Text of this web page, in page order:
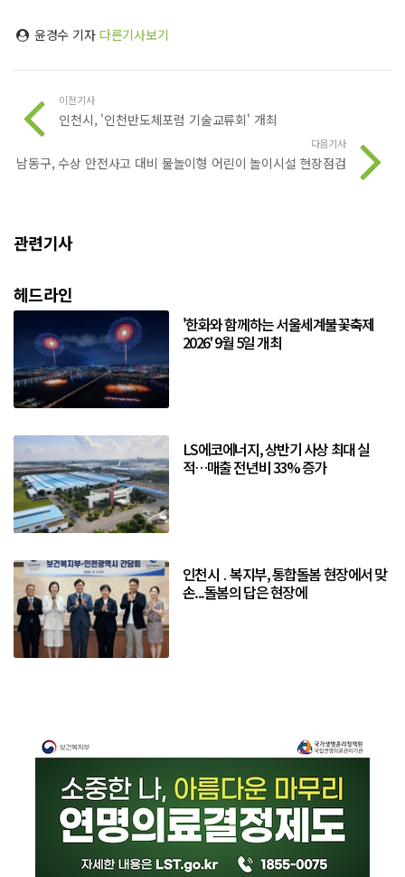
윤경수 기자 다른기사보기
이전기사
인천시, '인천반도체포럼 기술교류회' 개최
다음기사
남동구, 수상 안전사고 대비 물놀이형 어린이 놀이시설 현장점검
관련기사
헤드라인
'한화와 함께하는 서울세계불꽃축제
2026' 9월 5일 개최
LS에코에너지, 상반기 사상 최대 실
적…매출 전년비 33% 증가
인천시 ․ 복지부, 통합돌봄 현장에서 맞
손...돌봄의 답은 현장에